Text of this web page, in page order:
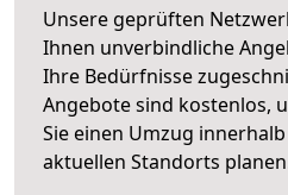
Unsere geprüften
Ihnen unverbindliche
Ihre Bedürfnisse
Angebote sind kostenlos,
Sie einen Umzug
aktuellen Standorts